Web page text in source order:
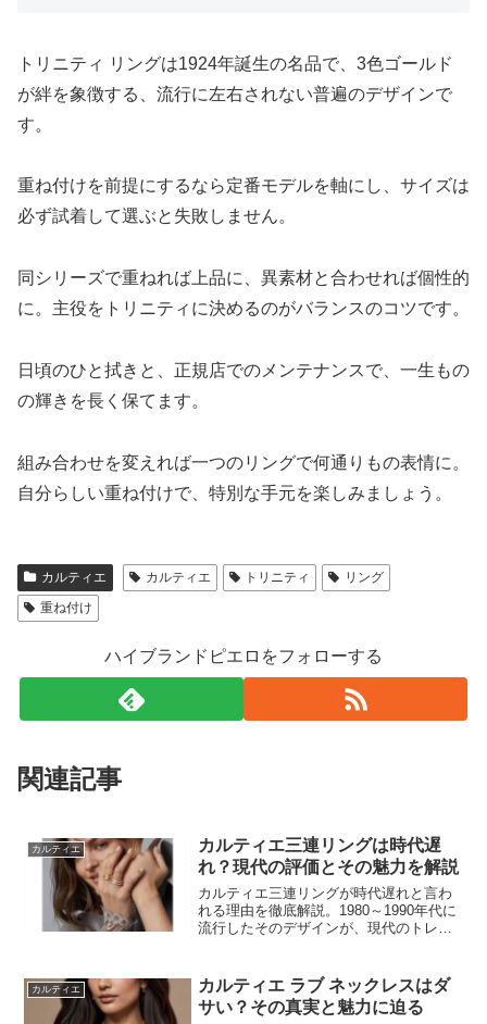
トリニティ リングは1924年誕生の名品で、3色ゴールド
が絆を象徴する、流行に左右されない普遍のデザインで
す。
重ね付けを前提にするなら定番モデルを軸にし、サイズは
必ず試着して選ぶと失敗しません。
同シリーズで重ねれば上品に、異素材と合わせれば個性的
に。主役をトリニティに決めるのがバランスのコツです。
日頃のひと拭きと、正規店でのメンテナンスで、一生もの
の輝きを長く保てます。
組み合わせを変えれば一つのリングで何通りもの表情に。
自分らしい重ね付けで、特別な手元を楽しみましょう。
カルティエ カルティエ トリニティ
リング
重ね付け
ハイブランドピエロをフォローする
関連記事
カルティエ
カルティエ三連リングは時代遅
れ？現代の評価とその魅力を解説
カルティエ三連リングが時代遅れと言わ
れる理由を徹底解説。1980～1990年代に
流行したそのデザインが、現代のトレン
方、活用法、メンテナンス方法もご紹
介。購入やスタイリングの参考に。
カルティエ
カルティエ ラブ ネックレスはダ
サい？その真実と魅力に迫る